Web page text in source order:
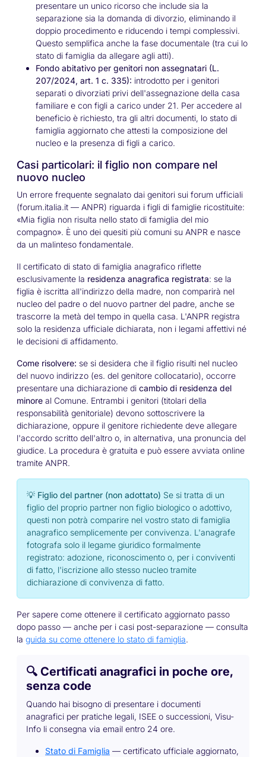
presentare un unico ricorso che include sia la
separazione sia la domanda di divorzio, eliminando il
doppio procedimento e riducendo i tempi complessivi.
Questo semplifica anche la fase documentale (tra cui lo
stato di famiglia da allegare agli atti).
Fondo abitativo per genitori non assegnatari (L.
207/2024, art. 1 c. 335): introdotto per i genitori
separati o divorziati privi dell'assegnazione della casa
familiare e con figli a carico under 21. Per accedere al
beneficio è richiesto, tra gli altri documenti, lo stato di
famiglia aggiornato che attesti la composizione del
nucleo e la presenza di figli a carico.
Casi particolari: il figlio non compare nel
nuovo nucleo
Un errore frequente segnalato dai genitori sui forum ufficiali
(forum.italia.it — ANPR) riguarda i figli di famiglie ricostituite:
«Mia figlia non risulta nello stato di famiglia del mio
compagno». È uno dei quesiti più comuni su ANPR e nasce
da un malinteso fondamentale.
Il certificato di stato di famiglia anagrafico riflette
esclusivamente la residenza anagrafica registrata: se la
figlia è iscritta all'indirizzo della madre, non comparirà nel
nucleo del padre o del nuovo partner del padre, anche se
trascorre la metà del tempo in quella casa. L'ANPR registra
solo la residenza ufficiale dichiarata, non i legami affettivi né
le decisioni di affidamento.
Come risolvere: se si desidera che il figlio risulti nel nucleo
del nuovo indirizzo (es. del genitore collocatario), occorre
presentare una dichiarazione di cambio di residenza del
minore al Comune. Entrambi i genitori (titolari della
responsabilità genitoriale) devono sottoscrivere la
dichiarazione, oppure il genitore richiedente deve allegare
l'accordo scritto dell'altro o, in alternativa, una pronuncia del
giudice. La procedura è gratuita e può essere avviata online
tramite ANPR.
💡 Figlio del partner (non adottato) Se si tratta di un
figlio del proprio partner non figlio biologico o adottivo,
questi non potrà comparire nel vostro stato di famiglia
anagrafico semplicemente per convivenza. L'anagrafe
fotografa solo il legame giuridico formalmente
registrato: adozione, riconoscimento o, per i conviventi
di fatto, l'iscrizione allo stesso nucleo tramite
dichiarazione di convivenza di fatto.
Per sapere come ottenere il certificato aggiornato passo
dopo passo — anche per i casi post-separazione — consulta
la guida su come ottenere lo stato di famiglia.
🔍 Certificati anagrafici in poche ore,
senza code
Quando hai bisogno di presentare i documenti
anagrafici per pratiche legali, ISEE o successioni, Visu-
Info li consegna via email entro 24 ore.
Stato di Famiglia — certificato ufficiale aggiornato,